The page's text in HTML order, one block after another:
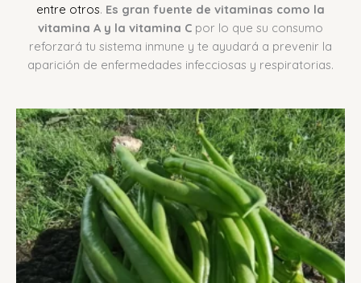
entre otros. Es gran fuente de vitaminas como la
vitamina A y la vitamina C por lo que su consumo
reforzará tu sistema inmune y te ayudará a prevenir la
aparición de enfermedades infecciosas y respiratorias.